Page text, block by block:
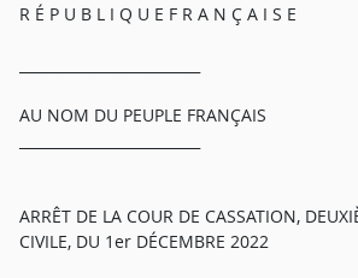
R É P U B L I Q U E F R A N Ç A I S E
AU NOM DU PEUPLE FRANÇAIS
ARRÊT DE LA COUR DE CASSATION,
CIVILE, DU 1er DÉCEMBRE 2022